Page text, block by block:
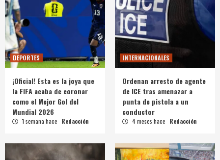
DEPORTES
¡Oficial! Esta es la joya que
la FIFA acaba de coronar
como el Mejor Gol del
Mundial 2026
1 semana hace Redacción
INTERNACIONALES
Ordenan arresto de agente
de ICE tras amenazar a
punta de pistola a un
conductor
4 meses hace Redacción